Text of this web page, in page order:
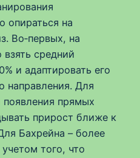
опираться на
Во‑первых, на
средний
и адаптировать его
направления. Для
прямых
прирост ближе к
Бахрейна – более
того, что